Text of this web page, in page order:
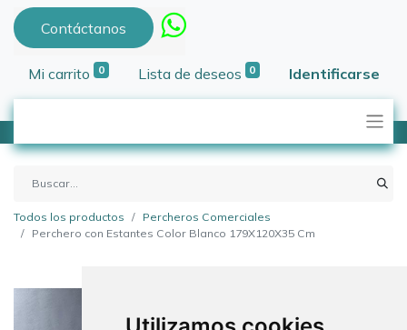
Contáctanos
Mi carrito 0 Lista de deseos 0 Identificarse
Todos los productos
Percheros Comerciales
Perchero con Estantes Color Blanco 179X120X35 Cm